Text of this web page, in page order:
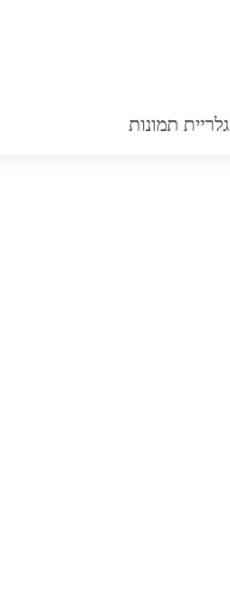
גלריית תמונות